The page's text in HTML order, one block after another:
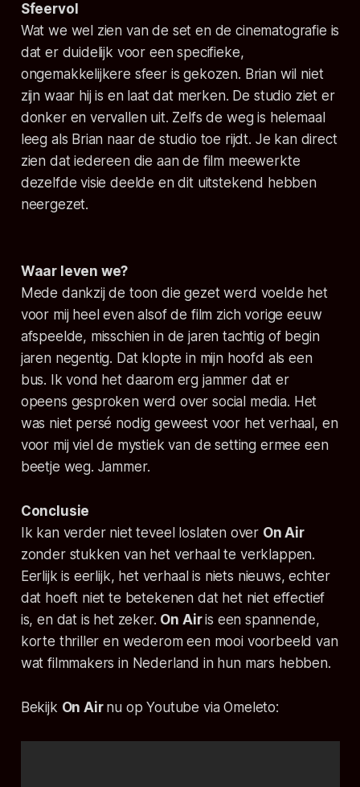
Sfeervol
Wat we wel zien van de set en de cinematografie is
dat er duidelijk voor een specifieke,
ongemakkelijkere sfeer is gekozen. Brian wil niet
zijn waar hij is en laat dat merken. De studio ziet er
donker en vervallen uit. Zelfs de weg is helemaal
leeg als Brian naar de studio toe rijdt. Je kan direct
zien dat iedereen die aan de film meewerkte
dezelfde visie deelde en dit uitstekend hebben
neergezet.
Waar leven we?
Mede dankzij de toon die gezet werd voelde het
voor mij heel even alsof de film zich vorige eeuw
afspeelde, misschien in de jaren tachtig of begin
jaren negentig. Dat klopte in mijn hoofd als een
bus. Ik vond het daarom erg jammer dat er
opeens gesproken werd over social media. Het
was niet persé nodig geweest voor het verhaal, en
voor mij viel de mystiek van de setting ermee een
beetje weg. Jammer.
Conclusie
Ik kan verder niet teveel loslaten over On Air
zonder stukken van het verhaal te verklappen.
Eerlijk is eerlijk, het verhaal is niets nieuws, echter
dat hoeft niet te betekenen dat het niet effectief
is, en dat is het zeker. On Airis een spannende,
korte thriller en wederom een mooi voorbeeld van
wat filmmakers in Nederland in hun mars hebben.
Bekijk On Air nu op Youtube via Omeleto: